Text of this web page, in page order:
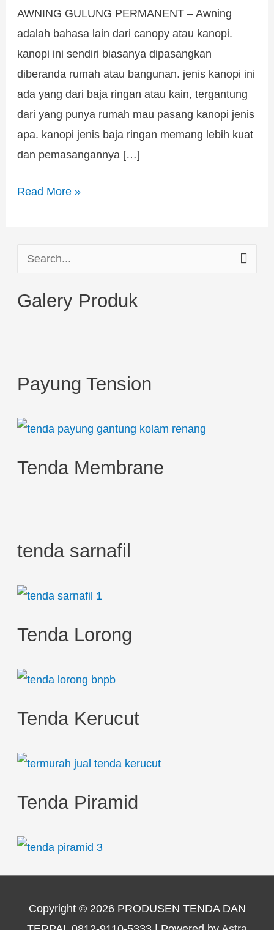
AWNING GULUNG PERMANENT – Awning
adalah bahasa lain dari canopy atau kanopi.
kanopi ini sendiri biasanya dipasangkan
diberanda rumah atau bangunan. jenis kanopi ini
ada yang dari baja ringan atau kain, tergantung
dari yang punya rumah mau pasang kanopi jenis
apa. kanopi jenis baja ringan memang lebih kuat
dan pemasangannya […]
Read More »
a
f
o
:
Galery Produk
Payung Tension
Tenda Membrane
tenda sarnafil
Tenda Lorong
Tenda Kerucut
Tenda Piramid
Copyright © 2026 PRODUSEN TENDA DAN